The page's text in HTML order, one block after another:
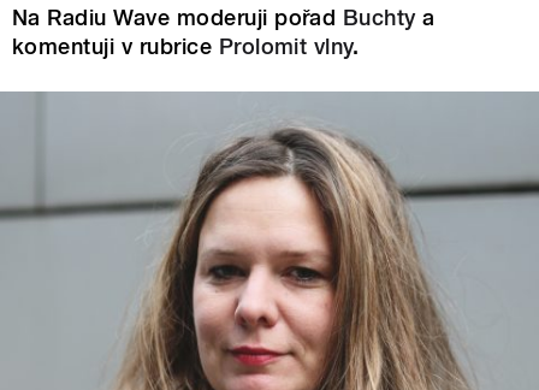
Na Radiu Wave moderuji pořad Buchtya
komentuji v rubrice Prolomit vlny.